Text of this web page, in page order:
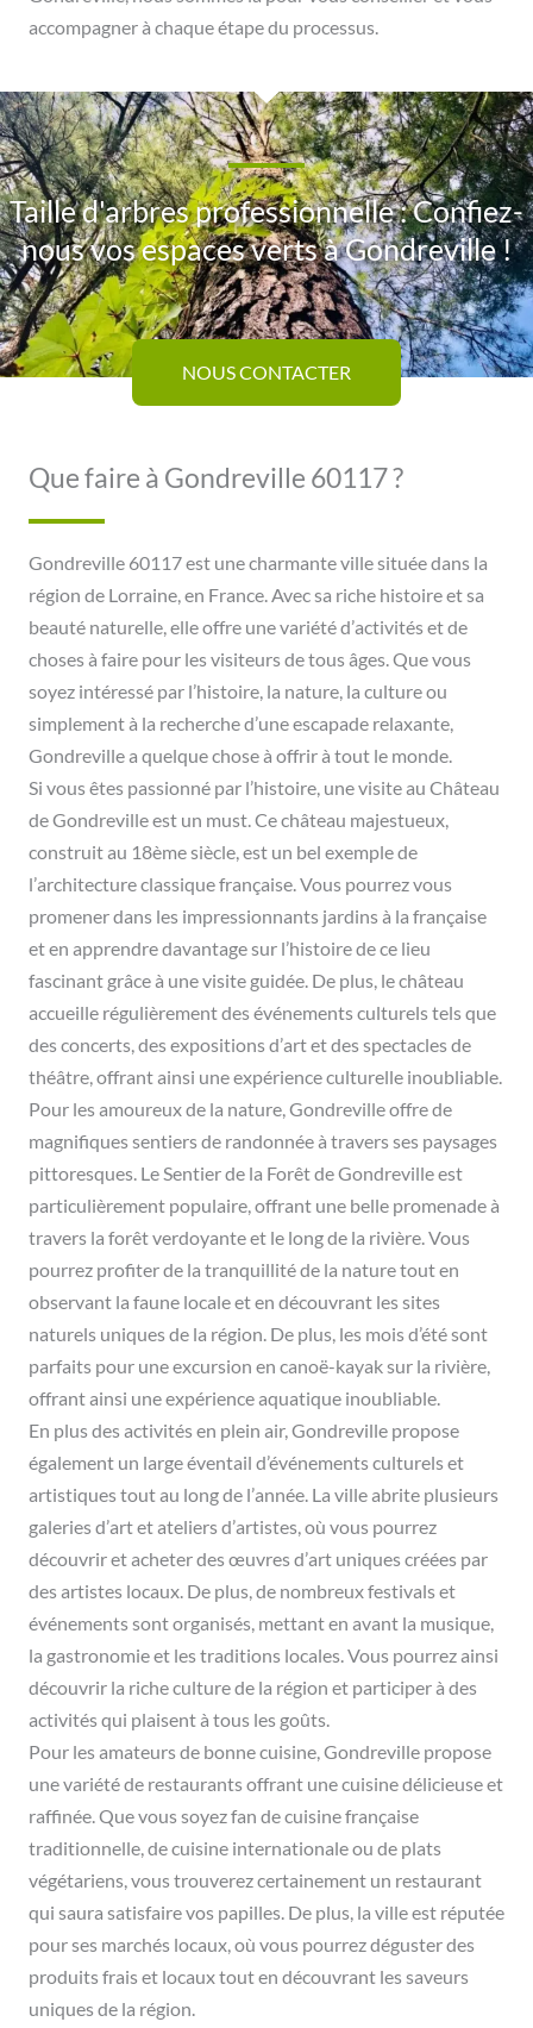
accompagner à chaque étape du processus.
Taille d'arbres professionnelle : Confiez-
nous vos espaces verts à Gondreville !
NOUS CONTACTER
Que faire à Gondreville 60117 ?
Gondreville 60117 est une charmante ville située dans la
région de Lorraine, en France. Avec sa riche histoire et sa
beauté naturelle, elle offre une variété d’activités et de
choses à faire pour les visiteurs de tous âges. Que vous
soyez intéressé par l’histoire, la nature, la culture ou
simplement à la recherche d’une escapade relaxante,
Gondreville a quelque chose à offrir à tout le monde.
Si vous êtes passionné par l’histoire, une visite au Château
de Gondreville est un must. Ce château majestueux,
construit au 18ème siècle, est un bel exemple de
l’architecture classique française. Vous pourrez vous
promener dans les impressionnants jardins à la française
et en apprendre davantage sur l’histoire de ce lieu
fascinant grâce à une visite guidée. De plus, le château
accueille régulièrement des événements culturels tels que
des concerts, des expositions d’art et des spectacles de
théâtre, offrant ainsi une expérience culturelle inoubliable.
Pour les amoureux de la nature, Gondreville offre de
magnifiques sentiers de randonnée à travers ses paysages
pittoresques. Le Sentier de la Forêt de Gondreville est
particulièrement populaire, offrant une belle promenade à
travers la forêt verdoyante et le long de la rivière. Vous
pourrez profiter de la tranquillité de la nature tout en
observant la faune locale et en découvrant les sites
naturels uniques de la région. De plus, les mois d’été sont
parfaits pour une excursion en canoë-kayak sur la rivière,
offrant ainsi une expérience aquatique inoubliable.
En plus des activités en plein air, Gondreville propose
également un large éventail d’événements culturels et
artistiques tout au long de l’année. La ville abrite plusieurs
galeries d’art et ateliers d’artistes, où vous pourrez
découvrir et acheter des œuvres d’art uniques créées par
des artistes locaux. De plus, de nombreux festivals et
événements sont organisés, mettant en avant la musique,
la gastronomie et les traditions locales. Vous pourrez ainsi
découvrir la riche culture de la région et participer à des
activités qui plaisent à tous les goûts.
Pour les amateurs de bonne cuisine, Gondreville propose
une variété de restaurants offrant une cuisine délicieuse et
raffinée. Que vous soyez fan de cuisine française
traditionnelle, de cuisine internationale ou de plats
végétariens, vous trouverez certainement un restaurant
qui saura satisfaire vos papilles. De plus, la ville est réputée
pour ses marchés locaux, où vous pourrez déguster des
produits frais et locaux tout en découvrant les saveurs
uniques de la région.